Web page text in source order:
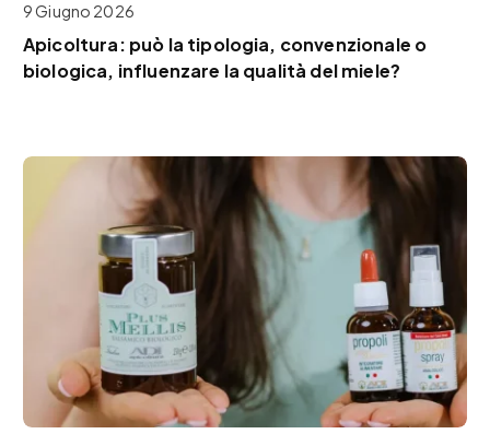
9 Giugno 2026
Apicoltura: può la tipologia, convenzionale o
biologica, influenzare la qualità del miele?